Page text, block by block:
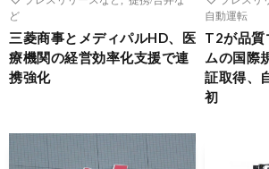
ど
三菱商事とメディパルHD、医
療機関の経営効率化支援で連
携強化
自動運転
T2が品質
ムの国際
証取得、
初